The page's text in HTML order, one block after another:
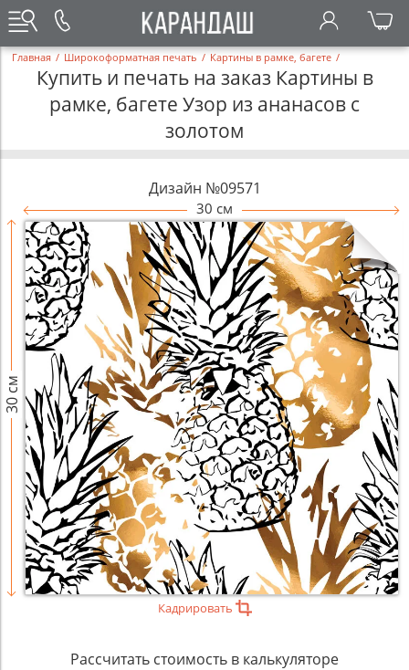
Главная / Широкоформатная печать / Картины в рамке, багете /
Купить и печать на заказ Картины в
рамке, багете Узор из ананасов с
золотом
Дизайн №09571
30 см
30 см
Кадрировать
Рассчитать стоимость в калькуляторе